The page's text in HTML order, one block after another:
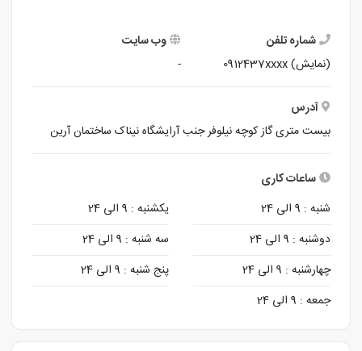
شماره تلفن
(نمایش)0912437xxxx
وب سایت
-
آدرس
بیست متری گاز کوچه نیلوفر جنب آرایشگاه نیناک ساختمان آرین
ساعات کاری
شنبه : 9 الی 24 یکشنبه : 9 الی 24
دوشنبه : 9 الی 24 سه شنبه : 9 الی 24
چهارشنبه : 9 الی 24 پنج شنبه : 9 الی 24
جمعه : 9 الی 24